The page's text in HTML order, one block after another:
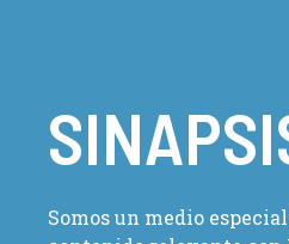
Somos un medio